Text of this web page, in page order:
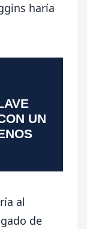
haría
UN
al
de